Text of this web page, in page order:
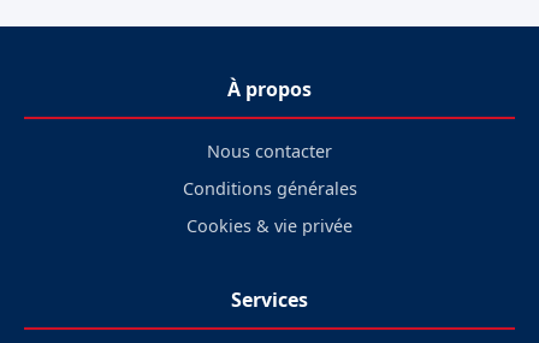
À propos
Nous contacter
Conditions générales
Cookies & vie privée
Services